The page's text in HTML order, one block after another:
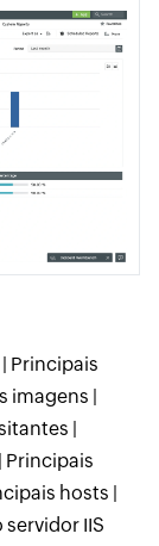
Principais
imagens |
|
Principais
hosts |
servidor IIS